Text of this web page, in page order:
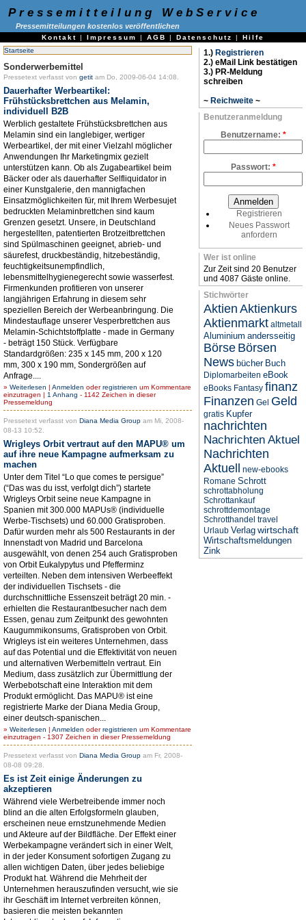
Pressemitteilung WebService
Pressemitteilungen kostenlos veröffentlichen
Kontakt | Impressum | AGB | Datenschutz | Hilfe
Startseite
Sonderwerbemittel
Pressetext verfasst von getit am Do, 2009-06-04 14:08.
Dauerhafter Werbeartikel:
Frühstücksbrettchen aus Melamin,
individuell B2B
Werblich gestaltete Frühstücksbrettchen aus
Melamin sind ein langlebiger, wertiger
Werbeartikel, der mit einer Vielzahl möglicher
Anwendungen Ihr Marketingmix gezielt
unterstützen kann. Ob als Zugabeartikel beim
Bäcker oder als dauerhafter Selfliquidator in
einer Kunstgalerie, den mannigfachen
Einsatzmöglichkeiten für, mit Ihrem Werbesujet
bedruckten Melaminbrettchen sind kaum
Grenzen gesetzt. Unsere, in Deutschland
hergestellten, patentierten Brotzeitbrettchen
sind Spülmaschinen geeignet, abrieb- und
säurefest, druckbeständig, hitzebeständig,
feuchtigkeitsunempfindlich,
lebensmittelhygienegerecht sowie wasserfest.
Firmenkunden profitieren von unserer
langjährigen Erfahrung in diesem sehr
speziellen Bereich der Werbeanbringung. Die
Mindestauflage unserer Vesperbrettchen aus
Melamin-Schichtstoffplatte - made in Germany
- beträgt 150 Stück. Verfügbare
Standardgrößen: 235 x 145 mm, 200 x 120
mm, 300 x 190 mm, Sondergrößen auf
Anfrage....
» Weiterlesen | Anmelden oderregistrieren um Kommentare
einzutragen | 1 Anhang - 1142 Zeichen in dieser
Pressemeldung
Pressetext verfasst von Diana Media Group am Mi, 2008-
08-13 10:52.
Wrigleys Orbit vertraut auf den MAPU® um
auf ihre neue Kampagne aufmerksam zu
machen
Unter dem Titel “Lo que comes te persigue”
(“Das was du isst, verfolgt dich”) startete
Wrigleys Orbit seine neue Kampagne in
Spanien mit 300.000 MAPUs® (individuelle
Werbe-Tischsets) und 60.000 Gratisproben.
Dafür wurden mehr als 500 Restaurants in der
Innenstadt von Madrid und Barcelona
ausgewählt, von denen 254 auch Gratisproben
von Orbit Eukalypytus und Pfefferminz
verteilten. Neben dem intensiven Werbeeffekt
der individuellen Tischsets - die
durchschnittliche Essenszeit beträgt 20 min. -
erhielten die Restaurantbesucher nach dem
Essen, genau zum Zeitpunkt des gewohnten
Kaugummikonsums, Gratisproben von Orbit.
Wrigleys ist ein weiteres Unternehmen, dass
auf das Potential und die Effektivität von neuen
und alternativen Werbemitteln vertraut. Ein
Medium, dass zusätzlich zur Übermittlung der
Werbebotschaft eine Interaktion mit dem
Produkt ermöglicht. Das MAPU® ist eine
registrierte Marke der Diana Media Group,
einer deutsch-spanischen...
» Weiterlesen | Anmelden oderregistrieren um Kommentare
einzutragen - 1307 Zeichen in dieser Pressemeldung
Pressetext verfasst von Diana Media Group am Fr, 2008-
08-08 09:28.
Es ist Zeit einige Änderungen zu
akzeptieren
Während viele Werbetreibende immer noch
blind an die alten Erfolgsformeln glauben,
erscheinen neue ernstzunehmende Medien
und Akteure auf der Bildfläche. Der Effekt einer
Werbekampagne verändert sich in einer Welt,
in der jeder Konsument sofortigen Zugang zu
allen wichtigen Daten, über jedes beliebige
Produkt hat. Während die Mehrheit der
Unternehmen herauszufinden versucht, wie sie
ihr Geschäft im Internet verbreiten können,
basieren die meisten bekannten
1.) Registrieren
2.) eMail Link bestätigen
3.) PR-Meldung
schreiben
~ Reichweite ~
Benutzeranmeldung
Benutzername: *
Passwort: *
Registrieren
Neues Passwort
anfordern
Wer ist online
Zur Zeit sind 20 Benutzer
und 4087 Gäste online.
Stichwörter
Aktien Aktienkurs
Aktienmarkt altmetall
Aluminium andersseitig
Börse Börsen
News bücher Buch
Diplomarbeiten eBook
eBooks Fantasy finanz
Finanzen Gel Geld
gratis Kupfer
nachrichten
Nachrichten Aktuel
Nachrichten
Aktuell
new-ebooks
Romane Schrott
schrottabholung
Schrottankauf
schrottdemontage
Schrotthandel travel
Urlaub Verlag wirtschaft
Wirtschaftsmeldungen
Zink